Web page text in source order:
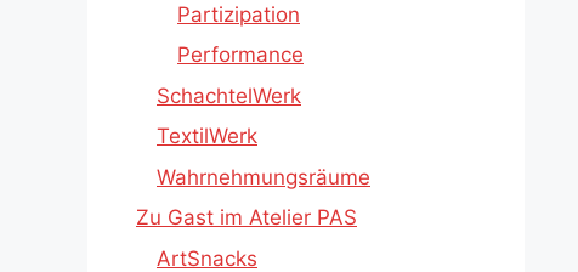
Partizipation
Performance
SchachtelWerk
TextilWerk
Wahrnehmungsräume
Zu Gast im Atelier PAS
ArtSnacks